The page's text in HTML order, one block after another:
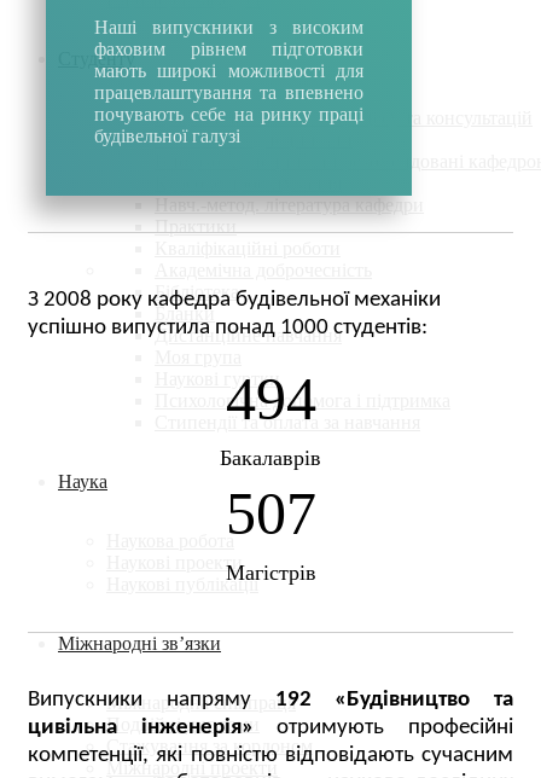
Студенту
Графіки навчального процесу та консультацій
Обов'язкові дисципліни
Навч.-метод. література кафедри
Практики
Бібліотека
Бланки
Дистанційне навчання
Наукові гуртки
Психологічна допомога і підтримка
Стипендії та оплата за навчання
Наука
Наукова робота
Наукові проекти
Наукові публікації
Міжнародні зв’язки
Міжнародна співпраця
Подвійні дипломи
Стажування за кордоном
Міжнародні проекти
Наші випускники з високим
фаховим рівнем підготовки
мають широкі можливості для
працевлаштування та впевнено
почувають себе на ринку праці
будівельної галузі
З 2008 року кафедра будівельної механіки
успішно випустила понад 1000 студентів:
494
Бакалаврів
507
Магістрів
Випускники напряму 192 «Будівництво та
цивільна інженерія» отримують професійні
компетенції, які повністю відповідають сучасним